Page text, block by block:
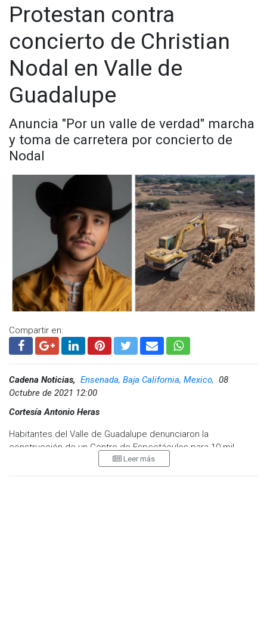
Protestan contra
concierto de Christian
Nodal en Valle de
Guadalupe
Anuncia "Por un valle de verdad" marcha
y toma de carretera por concierto de
Nodal
Compartir en:
Cadena Noticias, Ensenada, Baja California, Mexico, 08
Octubre de 2021 12:00
Cortesía Antonio Heras
Habitantes del Valle de Guadalupe denunciaron la
construcción de un Centro de Espectáculos para 10 mil
personas que se construye en el corazón de la zona
vitivinícola del Baja California y del noroeste de México.
Leer más